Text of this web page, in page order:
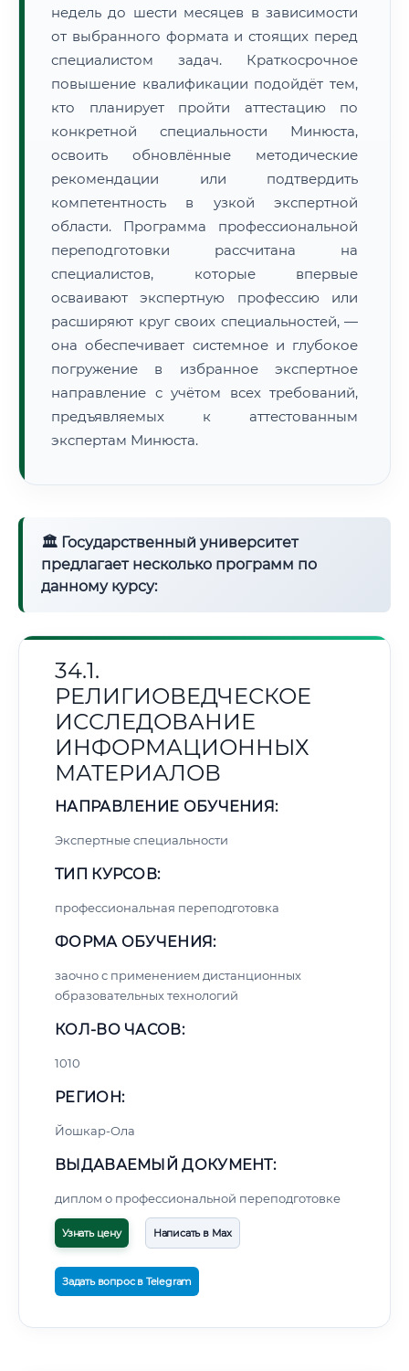
недель до шести месяцев в зависимости
от выбранного формата и стоящих перед
специалистом задач. Краткосрочное
повышение квалификации подойдёт тем,
кто планирует пройти аттестацию по
конкретной специальности Минюста,
освоить обновлённые методические
рекомендации или подтвердить
компетентность в узкой экспертной
области. Программа профессиональной
переподготовки рассчитана на
специалистов, которые впервые
осваивают экспертную профессию или
расширяют круг своих специальностей, —
она обеспечивает системное и глубокое
погружение в избранное экспертное
направление с учётом всех требований,
предъявляемых к аттестованным
экспертам Минюста.
🏛 Государственный университет
предлагает несколько программ по
данному курсу:
34.1.
РЕЛИГИОВЕДЧЕСКОЕ
ИССЛЕДОВАНИЕ
ИНФОРМАЦИОННЫХ
МАТЕРИАЛОВ
НАПРАВЛЕНИЕ ОБУЧЕНИЯ:
Экспертные специальности
ТИП КУРСОВ:
профессиональная переподготовка
ФОРМА ОБУЧЕНИЯ:
заочно с применением дистанционных
образовательных технологий
КОЛ-ВО ЧАСОВ:
1010
РЕГИОН:
Йошкар-Ола
ВЫДАВАЕМЫЙ ДОКУМЕНТ:
диплом о профессиональной переподготовке
Узнать цену Написать в Max
Задать вопрос в Telegram